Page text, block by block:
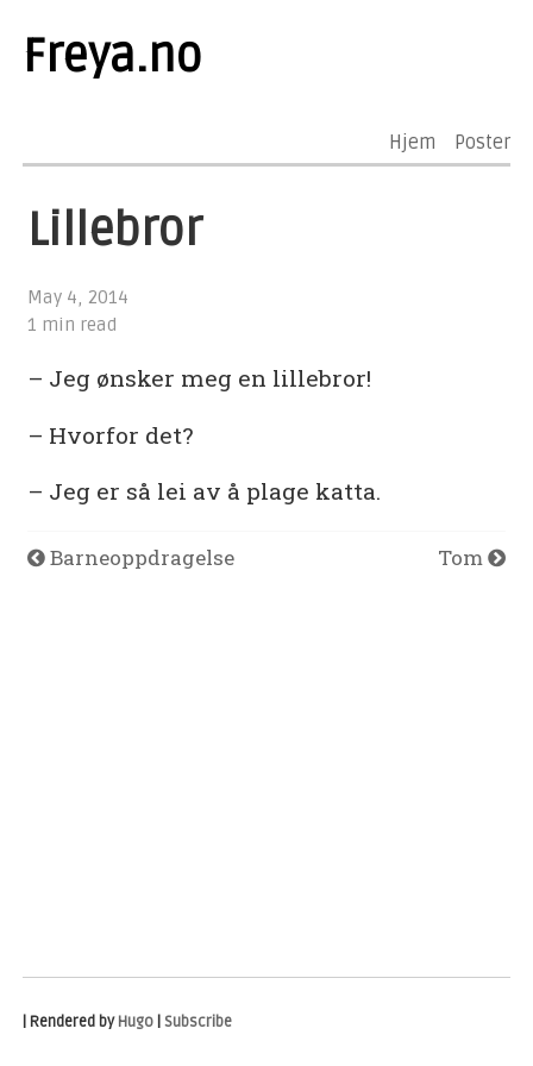
Freya.no
Hjem Poster
Lillebror
May 4, 2014
1 min read
– Jeg ønsker meg en lillebror!
– Hvorfor det?
– Jeg er så lei av å plage katta.
Barneoppdragelse Tom
| Rendered byHugo |Subscribe